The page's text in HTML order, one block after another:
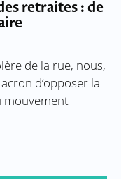
retraites : de
de la rue, nous,
d’opposer la
mouvement